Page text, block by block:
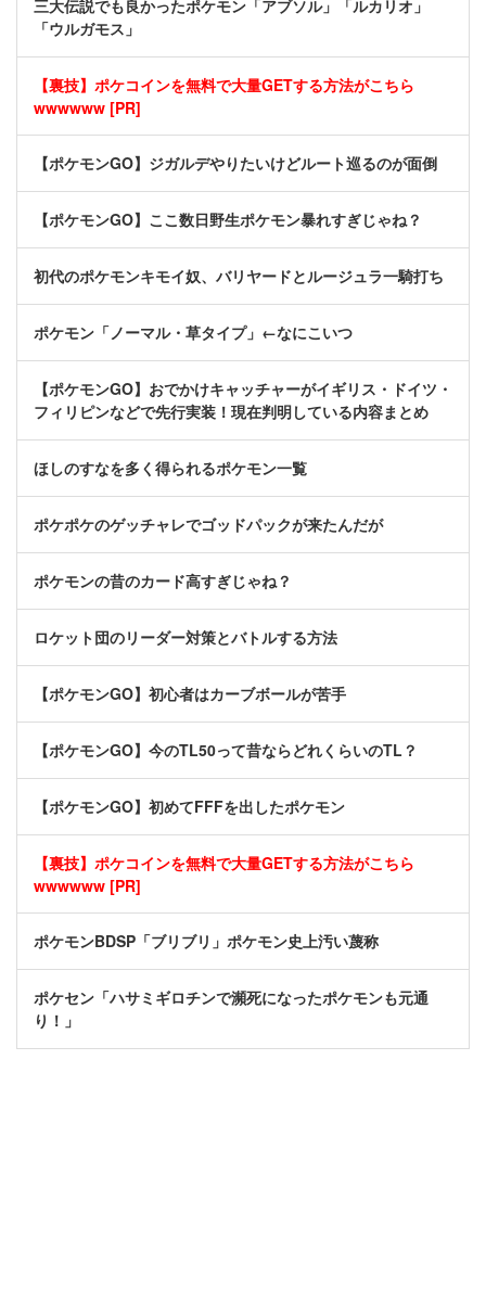
三大伝説でも良かったポケモン「アブソル」「ルカリオ」
「ウルガモス」
【裏技】ポケコインを無料で大量GETする方法がこちら
wwwwww [PR]
【ポケモンGO】ジガルデやりたいけどルート巡るのが面倒
【ポケモンGO】ここ数日野生ポケモン暴れすぎじゃね？
初代のポケモンキモイ奴、バリヤードとルージュラ一騎打ち
ポケモン「ノーマル・草タイプ」←なにこいつ
【ポケモンGO】おでかけキャッチャーがイギリス・ドイツ・
フィリピンなどで先行実装！現在判明している内容まとめ
ほしのすなを多く得られるポケモン一覧
ポケポケのゲッチャレでゴッドパックが来たんだが
ポケモンの昔のカード高すぎじゃね？
ロケット団のリーダー対策とバトルする方法
【ポケモンGO】初心者はカーブボールが苦手
【ポケモンGO】今のTL50って昔ならどれくらいのTL？
【ポケモンGO】初めてFFFを出したポケモン
【裏技】ポケコインを無料で大量GETする方法がこちら
wwwwww [PR]
ポケモンBDSP「ブリブリ」ポケモン史上汚い蔑称
ポケセン「ハサミギロチンで瀕死になったポケモンも元通
り！」